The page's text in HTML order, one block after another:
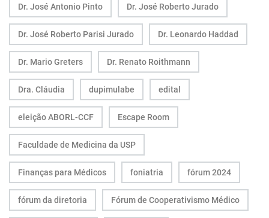
Dr. José Antonio Pinto Dr. José Roberto Jurado
Dr. José Roberto Parisi Jurado Dr. Leonardo Haddad
Dr. Mario Greters Dr. Renato Roithmann
Dra. Cláudia dupimulabe edital
eleição ABORL-CCF Escape Room
Faculdade de Medicina da USP
Finanças para Médicos foniatria fórum 2024
fórum da diretoria Fórum de Cooperativismo Médico